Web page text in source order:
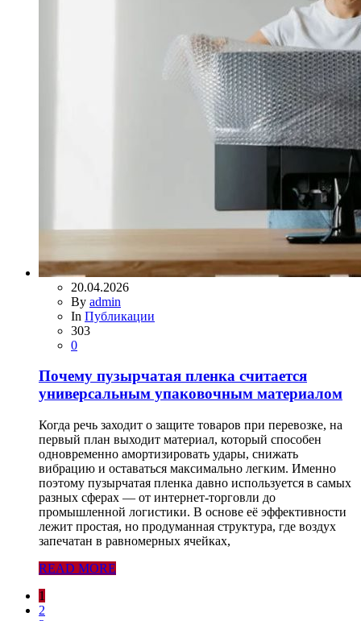
20.04.2026
By admin
In Публикации
303
0
Почему пузырчатая пленка считается
универсальным упаковочным материалом
Когда речь заходит о защите товаров при перевозке, на
первый план выходит материал, который способен
одновременно амортизировать удары, снижать
вибрацию и оставаться максимально легким. Именно
поэтому пузырчатая пленка давно используется в самых
разных сферах — от интернет-торговли до
промышленной логистики. В основе её эффективности
лежит простая, но продуманная структура, где воздух
запечатан в равномерных ячейках,
READ MORE
1
2